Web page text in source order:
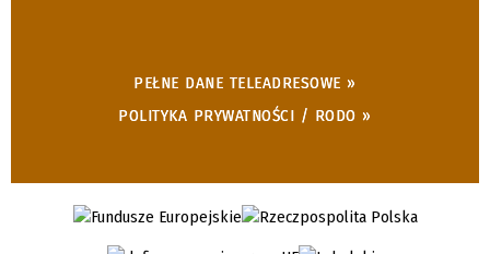
PEŁNE DANE TELEADRESOWE »
POLITYKA PRYWATNOŚCI / RODO »